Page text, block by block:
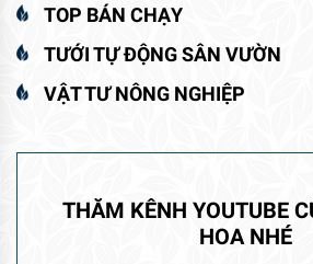
TOP BÁN CHẠY
TƯỚI TỰ ĐỘNG SÂN VƯỜN
VẬT TƯ NÔNG NGHIỆP
THĂM KÊNH YOUTUBE
HOA NHÉ